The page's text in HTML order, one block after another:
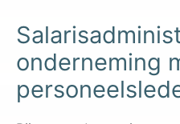
onderneming